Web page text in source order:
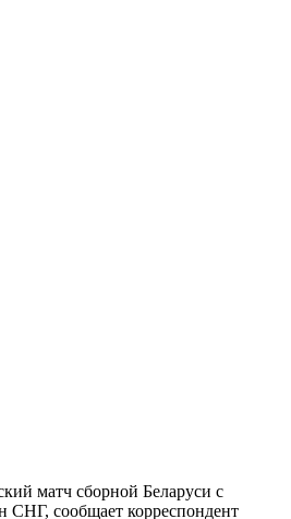
матч сборной Беларуси с
СНГ, сообщает корреспондент